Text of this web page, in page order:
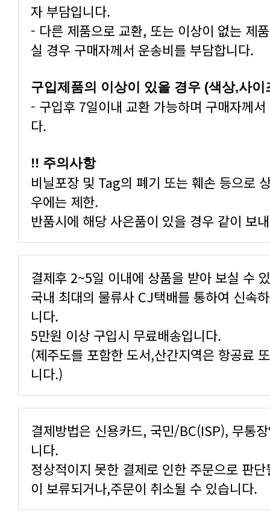
자 부담입니다.
실 경우 구매자께서 운송비를 부담합니다.
구입제품의 이상이 있을 경우 (색상,사
다.
!! 주의사항
우에는 제한.
반품시에 해당 사은품이 있을 경우 같이 보
결제후 2~5일 이내에 상품을 받아 보실 수
니다.
5만원 이상 구입시 무료배송입니다.
니다.)
니다.
이 보류되거나,주문이 취소될 수 있습니다.